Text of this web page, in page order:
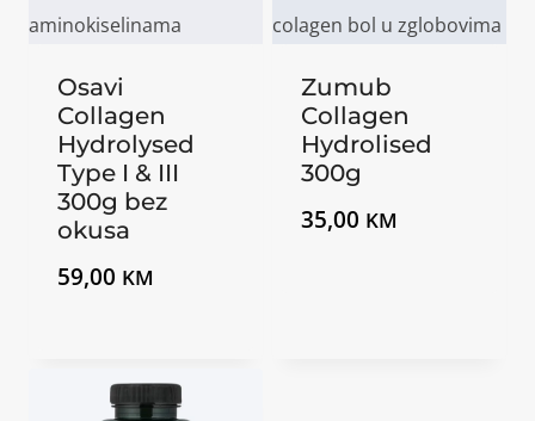
Osavi
Collagen
Hydrolysed
Type I & III
300g bez
okusa
59,00 KM
Zumub
Collagen
Hydrolised
300g
35,00 KM